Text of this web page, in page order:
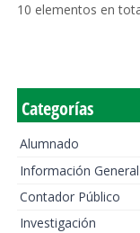
10 elementos en
Categorías
Alumnado
Información General
Contador Público
Investigación